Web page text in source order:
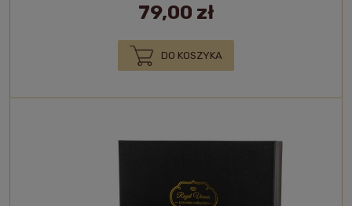
79,00 zł
DO KOSZYKA